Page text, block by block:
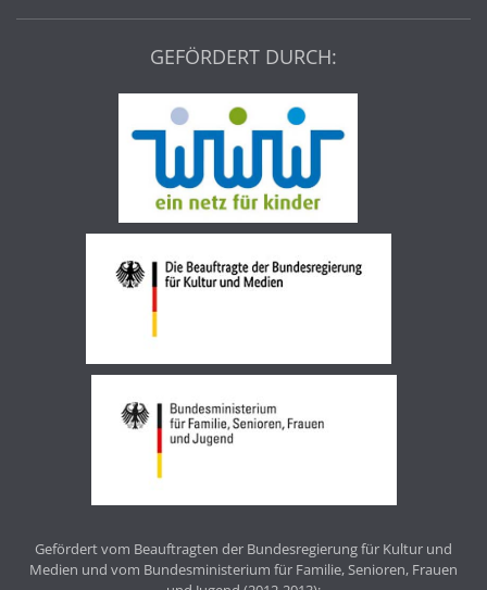
GEFÖRDERT DURCH:
Gefördert vom Beauftragten der Bundesregierung für Kultur und
Medien und vom Bundesministerium für Familie, Senioren, Frauen